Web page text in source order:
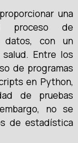
una
proceso de
datos, con un
Entre los
de programas
en Python,
de pruebas
no se
de estadística